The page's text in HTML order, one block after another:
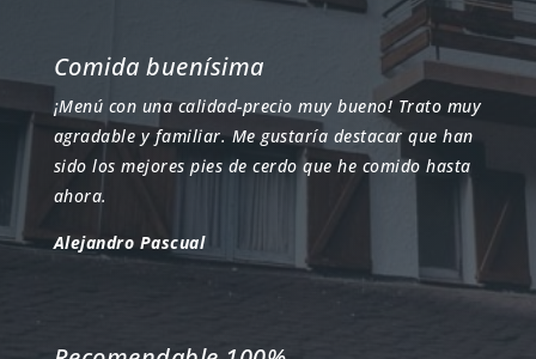
Comida buenísima
¡Menú con una calidad-precio muy bueno! Trato muy
agradable y familiar. Me gustaría destacar que han
sido los mejores pies de cerdo que he comido hasta
ahora.
Alejandro Pascual